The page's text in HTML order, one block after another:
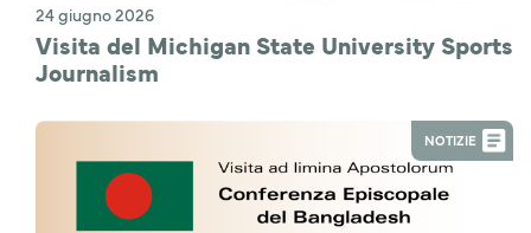
24 giugno 2026
Visita del Michigan State University Sports
Journalism
NOTIZIE